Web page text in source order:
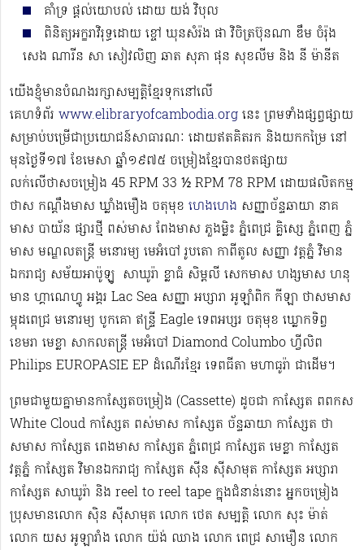
គាំទ្រ ផ្ដល់យោបល់ ដោយ យង់ វិបុល
ពិនិត្យអក្ខរាវិរុទ្ធដោយ ខ្ចៅ ឃុនសំរ៉ង ផា វិចិត្រប៊ុនណា ឌឹម ចំរ៉ុង
សេង ណារីន សា សៀវលិញ ឆាត សុភា ផុន សុខលីម និង នី ម៉ានីត
យើងខ្ញុំមានបំណងរក្សាសម្បត្តិខ្មែរទុកនៅលើ
គេហទំព័រ www.elibraryofcambodia.org នេះ ព្រមទាំងផ្សព្វផ្សាយ
សម្រាប់បម្រើជាប្រយោជន៍សាធារណៈ ដោយឥតគិតរក និងយកកម្រៃ នៅ
មុនថ្ងៃទី១៧ ខែមេសា ឆ្នាំ១៩៧៥ ចម្រៀងខ្មែរបានថតផ្សាយ
លក់លើថាសចម្រៀង 45 RPM 33 ½ RPM 78 RPM​ ដោយផលិតកម្ម
ថាស កណ្ដឹងមាស ឃ្លាំងមឿង ចតុមុខ ហេងហេង សញ្ញាច័ន្ទឆាយា នាគ
មាស បាយ័ន ផ្សារថ្មី ពស់មាស ពែងមាស ភួងម្លិះ ភ្នំពេជ្រ គ្លិស្សេ ភ្នំពេញ ភ្នំ
មាស មណ្ឌលតន្រ្តី មនោរម្យ មេអំបៅ រូបតោ កាពីតូល សញ្ញា វត្តភ្នំ វិមាន
ឯករាជ្យ សម័យអាប៉ូឡូ ​​​ សាឃូរ៉ា ខ្លាធំ សិម្ពលី សេកមាស ហង្សមាស ហនុ
មាន ហ្គាណេហ្វូ​ អង្គរ Lac Sea សញ្ញា អប្សារា អូឡាំពិក កីឡា ថាសមាស
ម្កុដពេជ្រ មនោរម្យ បូកគោ ឥន្ទ្រី Eagle ទេពអប្សរ ចតុមុខ ឃ្លោកទិព្វ
ខេមរា មេខ្លា សាកលតន្ត្រី មេអំបៅ Diamond Columbo ហ្វីលិព
Philips EUROPASIE EP ដំណើរខ្មែរ​ ទេពធីតា មហាធូរ៉ា ជាដើម​។
ព្រមជាមួយគ្នាមានកាសែ្សតចម្រៀង (Cassette) ដូចជា កាស្សែត ពពកស
White Cloud កាស្សែត ពស់មាស កាស្សែត ច័ន្ទឆាយា កាស្សែត ថា
សមាស កាស្សែត ពេងមាស កាស្សែត ភ្នំពេជ្រ កាស្សែត មេខ្លា កាស្សែត
វត្តភ្នំ កាស្សែត វិមានឯករាជ្យ កាស្សែត ស៊ីន ស៊ីសាមុត កាស្សែត អប្សារា
កាស្សែត សាឃូរ៉ា និង reel to reel tape ក្នុងជំនាន់នោះ អ្នកចម្រៀង
ប្រុសមាន​លោក ស៊ិន ស៊ីសាមុត លោក ​ថេត សម្បត្តិ លោក សុះ ម៉ាត់
លោក យស អូឡារាំង លោក យ៉ង់ ឈាង លោក ពេជ្រ សាមឿន លោក